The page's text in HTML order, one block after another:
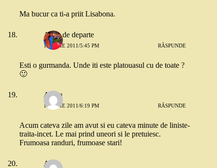
Ma bucur ca ti-a priit Lisabona.
Alina de departe
19 IULIE 2011/5:45 PM RĂSPUNDE
Esti o gurmanda. Unde iti este platouasul cu de toate ?
🙂
Adina
19 IULIE 2011/6:19 PM RĂSPUNDE
Acum cateva zile am avut si eu cateva minute de liniste-
traita-incet. Le mai prind uneori si le pretuiesc.
Frumoasa randuri, frumoase stari!
Alma